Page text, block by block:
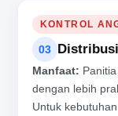
KONTROL
03
Manfaat:
dengan lebih
Untuk